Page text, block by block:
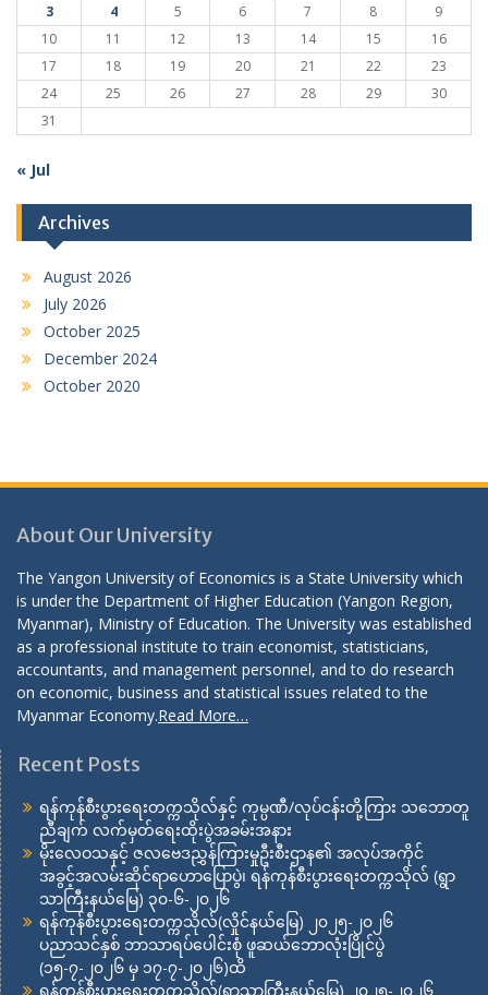
3
4 5 6 7 8
9
10
11 12 13 14 15
16
17
18 19 20 21 22
23
24
25 26 27 28 29
30
31
« Jul
Archives
August 2026
July 2026
October 2025
December 2024
October 2020
About Our University
The Yangon University of Economics is a State University which
is under the Department of Higher Education (Yangon Region,
Myanmar), Ministry of Education. The University was established
as a professional institute to train economist, statisticians,
accountants, and management personnel, and to do research
on economic, business and statistical issues related to the
Myanmar Economy.Read More…
Recent Posts
ရန်ကုန်စီးပွားရေးတက္ကသိုလ်နှင့် ကုမ္ပဏီ/လုပ်ငန်းတို့ကြား သဘောတူ
ညီချက် လက်မှတ်ရေးထိုးပွဲအခမ်းအနား
မိုးလေဝသနှင့် ဇလဗေဒညွှန်ကြားမှုဦးစီးဌာန၏ အလုပ်အကိုင်
အခွင့်အလမ်းဆိုင်ရာဟောပြောပွဲ၊ ရန်ကုန်စီးပွားရေးတက္ကသိုလ် (ရွာ
သာကြီးနယ်မြေ) ၃၀-၆-၂၀၂၆
ရန်ကုန်စီးပွားရေးတက္ကသိုလ်(လှိုင်နယ်မြေ) ၂၀၂၅-၂၀၂၆
ပညာသင်နှစ် ဘာသာရပ်ပေါင်းစုံ ဖူဆယ်ဘောလုံးပြိုင်ပွဲ
(၁၅-၇-၂၀၂၆ မှ ၁၇-၇-၂၀၂၆)ထိ
ရန်ကုန်စီးပွားရေးတက္ကသိုလ်(ရွာသာကြီးနယ်မြေ) ၂၀၂၅-၂၀၂၆